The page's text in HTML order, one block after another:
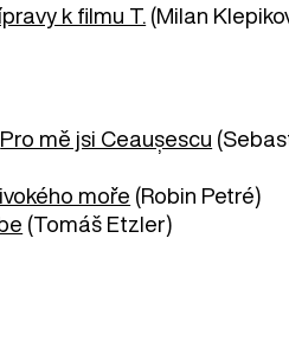
k filmu T. (Milan
Pro mě jsi Ceaușescu
moře (Robin Petré)
(Tomáš Etzler)